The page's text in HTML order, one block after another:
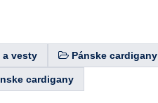
a vesty Pánske cardigany
cardigany